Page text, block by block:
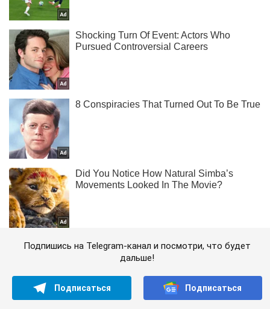
Подпишись на Telegram-канал и посмотри, что будет
дальше!
Подписаться Подписаться